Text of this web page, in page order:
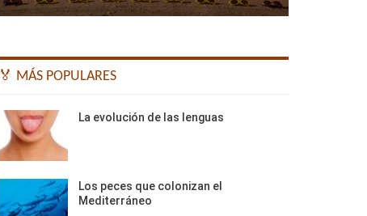
🏅 MÁS POPULARES
La evolución de las lenguas
Los peces que colonizan el
Mediterráneo